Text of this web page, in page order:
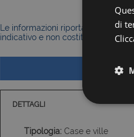
Le informazioni riportate
indicativo e non costituiscono
DETTAGLI
Tipologia: Case e ville
di